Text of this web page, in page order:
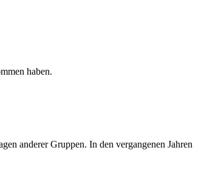
haben.
anderer Gruppen. In den vergangenen Jahren